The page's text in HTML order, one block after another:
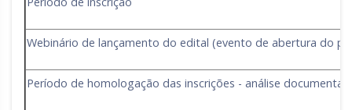
Webinário de lançamento do edital (evento de abertura do
Período de homologação das inscrições - análise documental